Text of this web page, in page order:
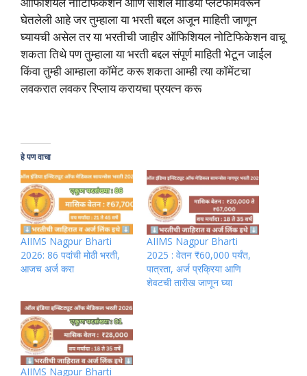
घेतलेली आहे जर तुम्हाला या भरती बद्दल अजून माहिती जाणून
घ्यायची असेल तर या भरतीची जाहीर ऑफिशियल नोटिफिकेशन वाचू
शकता तिथे पण तुम्हाला या भरती बद्दल संपूर्ण माहिती भेटून जाईल
किंवा तुम्ही आम्हाला कॉमेंट करू शकता आम्ही त्या कॉमेंटचा
लवकरात लवकर रिप्लाय करायचा प्रयत्न करू
हे पण वाचा
AIIMS Nagpur Bharti
2026: 86 पदांची मोठी भरती,
आजच अर्ज करा
AIIMS Nagpur Bharti
2025 : वेतन ₹60,000 पर्यंत,
पात्रता, अर्ज प्रक्रिया आणि
शेवटची तारीख जाणून घ्या
AIIMS Nagpur Bharti